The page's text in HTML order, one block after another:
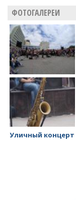
ФОТОГАЛЕРЕИ
Уличный концерт